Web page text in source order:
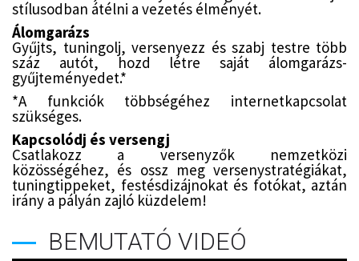
stílusodban átélni a vezetés élményét.
Álomgarázs
Gyűjts, tuningolj, versenyezz és szabj testre több
száz autót, hozd létre saját álomgarázs-
gyűjteményedet.*
*A funkciók többségéhez internetkapcsolat
szükséges.
Kapcsolódj és versengj
Csatlakozz a versenyzők nemzetközi
közösségéhez, és ossz meg versenystratégiákat,
tuningtippeket, festésdizájnokat és fotókat, aztán
irány a pályán zajló küzdelem!
BEMUTATÓ VIDEÓ